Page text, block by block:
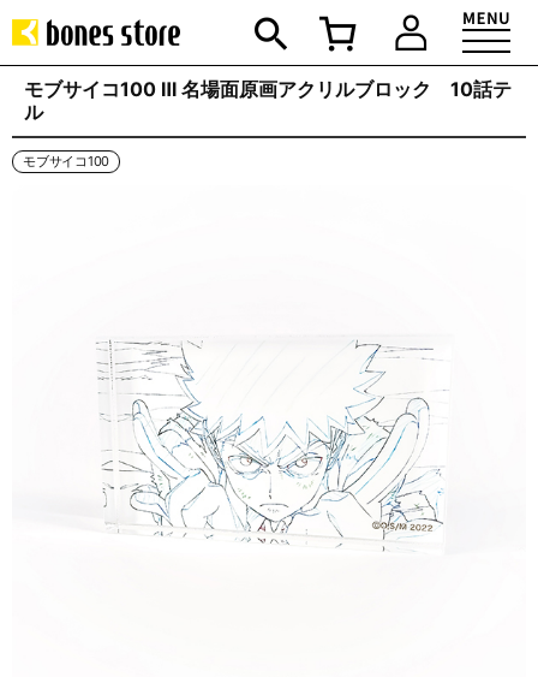
モブサイコ100 Ⅲ 名場面原画アクリルブロック 10話テ
ル
モブサイコ100